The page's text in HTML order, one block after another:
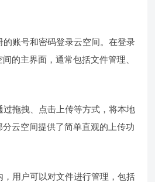
的账号和密码登录云空间。在登录
的主界面，通常包括文件管理、
过拖拽、点击上传等方式，将本地
云空间提供了简单直观的上传功
，用户可以对文件进行管理，包括